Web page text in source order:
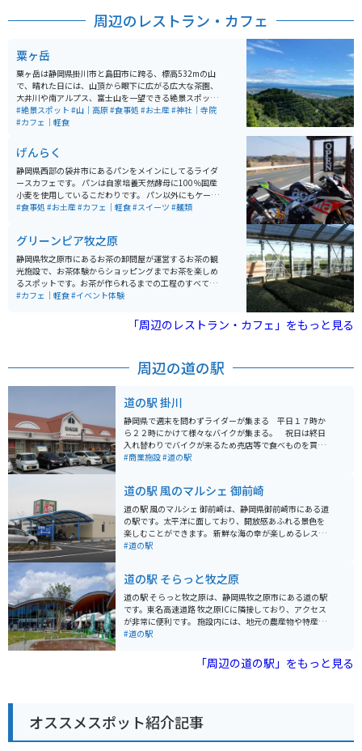
て残り、ハイキングや歴史探訪の場として人気です。か
周辺のレストラン・カフェ
粟ヶ岳
粟ヶ岳は静岡県掛川市と島田市に跨る、標高532mの山
で、晴れた日には、山頂から眼下に広がる広大な茶園、
大井川や南アルプス、富士山を一望できる絶景スポット
です。また、約500本の桜が咲き誇る名所としても知ら
れ、春には多くの花見客で賑わいます。阿波々神社が山
有名です。頂上にはカフェもあり、景色を見ながらお茶
を楽しんだり、神社の御朱印も手に入れられます。秋の
シーズンには紅葉のトンネル中を車やバイクで走れるの
でオススメです。
#絶景スポット #山｜高原#食事処 #お土産#神社｜寺院
#カフェ｜軽食
げんらく
静岡県西部の袋井市にあるパンをメインにしてるライダ
ースカフェです。 パンは自家培養天然酵母に100％国産
小麦を使用しているこだわりです。 パン以外にもケーキ
やピラフ、ドリアが有り、どれも美味しいです。 店主も
は無いので、大人数（4人～）で行く場合は事前に連絡
しておいたほうが良いかもしれません。
#食事処 #お土産#カフェ｜軽食#スイーツ #麺類
グリーンピア牧之原
静岡県牧之原市にあるお茶の卸問屋が運営するお茶の観
光施設で、お茶体験からショッピングまでお茶を楽しめ
るスポットです。お茶が作られるまでの工程のすべてを
一つの建物の中で見学でき、グルメから体験まで幅広く
#カフェ｜軽食#イベント体験
「周辺のレストラン・カフェ」をもっと見る
周辺の道の駅
道の駅 掛川
静岡県で週末を問わずライダーが集まる 平日１７時か
ら２２時にかけて様々なバイクが集まる。 祝日は終日
入れ替わりでバイクが来るため売店等で食べものを買い
バイクを眺めながら休憩をしている方が多くいる。近く
入るお茶の名産地である、静岡県掛川市に位置する道の
駅です。 地元産の農作物はもちろん、本場のお茶やそば
を供する専門ショップなど、掛川ならではのグルメを楽
しむことができます。 ・軽自動車4台、小型車222台、大
型車70台、特大車5台、身体障がい者用6台 ※駐車料金
#商業施設#道の駅
道の駅 風のマルシェ 御前崎
道の駅 風のマルシェ 御前崎は、静岡県御前崎市にある道
の駅です。太平洋に面しており、開放感あふれる景色を
楽しむことができます。 新鮮な海の幸が楽しめるレスト
ランや、地元の特産品を販売するショップが人気です。
また、バイクスタンドも設置されているので、ツーリン
グの休憩にも最適です。太平洋を眺めながら、潮風を感
じてリフレッシュできます。 周辺には、御前崎灯台や御
前崎ケープパークなど、観光スポットも点在していま
す。
#道の駅
道の駅 そらっと牧之原
道の駅 そらっと牧之原は、静岡県牧之原市にある道の駅
です。東名高速道路 牧之原ICに隣接しており、アクセス
が非常に便利です。 施設内には、地元の農産物や特産品
を販売する直売所や、軽食コーナー、レストランがあり
が購入できます。また、レストランでは、地元の食材を
使った料理を味わうことができます。 そらっと牧之原
広がる茶畑の絶景を楽しむことができます。 バイクで訪
れる場合は、駐車場も広く確保されているため安心で
す。東名高速道路を利用すれば、都心からのアクセスも
#道の駅
「周辺の道の駅」をもっと見る
オススメスポット紹介記事